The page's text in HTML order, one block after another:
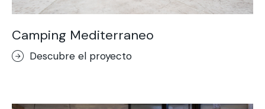
Camping Mediterraneo
Descubre el proyecto